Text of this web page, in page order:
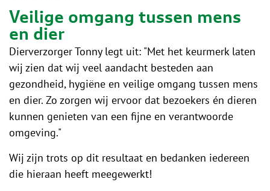
Veilige omgang tussen mens
en dier
Dierverzorger Tonny legt uit: "Met het keurmerk laten
wij zien dat wij veel aandacht besteden aan
gezondheid, hygiëne en veilige omgang tussen mens
en dier. Zo zorgen wij ervoor dat bezoekers én dieren
kunnen genieten van een fijne en verantwoorde
omgeving."
Wij zijn trots op dit resultaat en bedanken iedereen
die hieraan heeft meegewerkt!